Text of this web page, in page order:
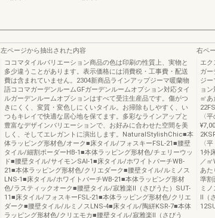
左ページから抽出された内容
ココマタイルバリエーション商品の色は印刷の性質上、実物と
多少違うことがあります。表示価格には消費税・工事費・配送
費は含まれていません。2304新商品ラインアップジーマ暖蘭物
語ココマガーデンルームGFガーデンルームオプション対応タイ
ルガーデンルームオプションはすべて受注生産品です。傷がつ
きにくく、変質・変色しにくいタイル。お掃除もしやすく、い
つもキレイで快適な居心地を保てます。多彩なラインアップと
豊富なデザインバリエーションで、お好みに合わせた空間を美
しく、そしてエレガントに演出します。NaturalStylishChic■本
体ラッピング形材色/オーク■床タイル/フォスキーFSL-21■腰壁
タイル/細割ボーダーHB-1■本体ラッピング形材色/チェリーウッ
ド■腰壁タイル/サイモンSAI-1■床タイル/ホワイトバーチWB-
21■本体ラッピング形材色/クリエダーク■腰壁タイル/ルミノス
LNS-1■床タイル/ホワイトバーチWB-21■本体ラッピング形材
色/ラスティックオーク■腰壁タイル/寂雅楽Ⅱ（さびうた）SUT-
11■床タイル/フォスキーFSL-21■本体ラッピング形材色/クリエ
ダーク■腰壁タイル/ルミノスLNS-4■床タイル/陶絣KSR-7■本体
ラッピング形材色/クリエモカ■腰壁タイル/寂雅楽Ⅱ（さびう
右ペ
エク
ガ
ジー
ョ
㎡あ
〈
〈
1外
／
あた
準割
ミ
Ⅱ（